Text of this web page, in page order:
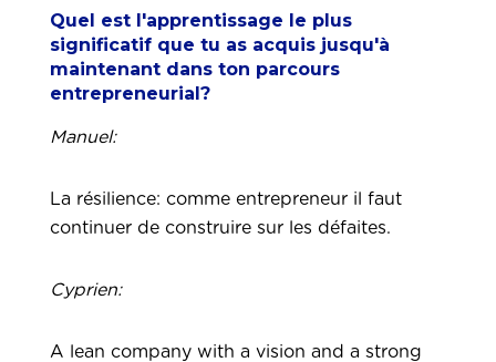
Quel est l'apprentissage le plus
significatif que tu as acquis jusqu'à
maintenant dans ton parcours
entrepreneurial?
Manuel:
La résilience: comme entrepreneur il faut
continuer de construire sur les défaites.
Cyprien:
A lean company with a vision and a strong